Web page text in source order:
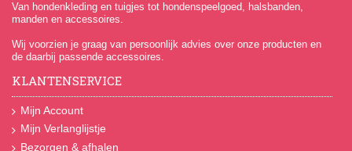
Van hondenkleding en tuigjes tot hondenspeelgoed, halsbanden,
manden en accessoires.
Wij voorzien je graag van persoonlijk advies over onze producten en
de daarbij passende accessoires.
KLANTENSERVICE
Mijn Account
Mijn Verlanglijstje
Bezorgen & afhalen